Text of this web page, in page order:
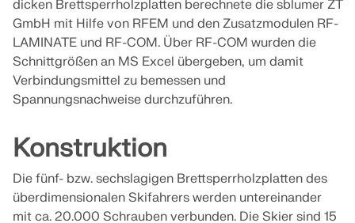
RWIND 3
CFD-Software für digitale Windkanäle
SUPPORT ERHALTEN
KOSTENLOSE LIZENZ ERHALTEN
zur Seite.
MIT DEM SUPPORT IN VERBINDUNG TRETEN
von Ingenieursoftware und bringen Sie Ihre Karriere
auf ein neues Niveau.
OFFENE STELLEN ENTDECKEN
dicken Brettsperrholzplatten berechnete die sblumer ZT
GmbH mit Hilfe von RFEM und den Zusatzmodulen RF-
LAMINATE und RF-COM. Über RF-COM wurden die
Schnittgrößen an MS Excel übergeben, um damit
Verbindungsmittel zu bemessen und
Spannungsnachweise durchzuführen.
Konstruktion
Die fünf- bzw. sechslagigen Brettsperrholzplatten des
überdimensionalen Skifahrers werden untereinander
mit ca. 20.000 Schrauben verbunden. Die Skier sind 15